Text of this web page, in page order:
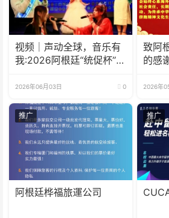
视频｜声动全球，音乐有
我:2026阿根廷“统促杯”水
圆满落幕
2026年06月03日 0
致阿
的感
2026年
推广
阿根廷桦福旅運公司
推广